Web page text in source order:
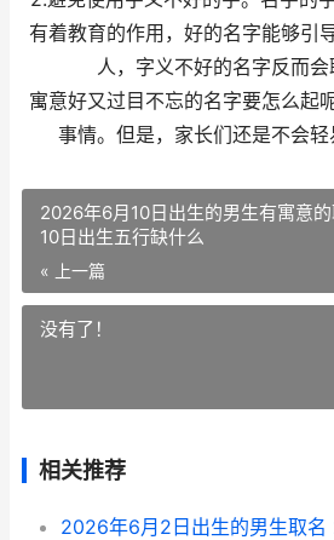
有着教育的作用，好的名字能够引
人，字义不好的名字反而会
寓意好又过目不忘的名字要怎么起
事情。但是，家长们还是不会轻
2026年6月10日出生的男生有寓意
10日出生五行缺什么
« 上一篇
没有了！
相关推荐